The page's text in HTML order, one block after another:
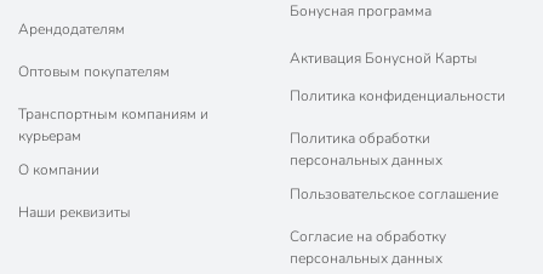
Арендодателям
Оптовым покупателям
Транспортным компаниям и
курьерам
О компании
Наши реквизиты
Бонусная программа
Активация Бонусной Карты
Политика конфиденциальности
Политика обработки
персональных данных
Пользовательское соглашение
Согласие на обработку
персональных данных